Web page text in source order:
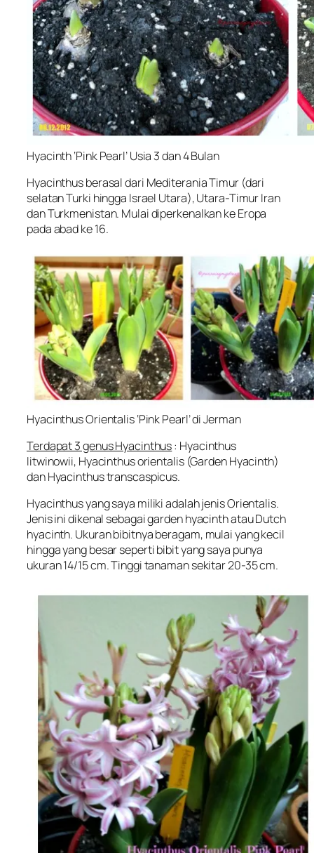
Hyacinth ‘Pink Pearl’ Usia 3 dan 4 Bulan
Hyacinthus berasal dari Mediterania Timur (dari
selatan Turki hingga Israel Utara), Utara-Timur Iran
dan Turkmenistan. Mulai diperkenalkan ke Eropa
pada abad ke 16.
Hyacinthus Orientalis ‘Pink Pearl’ di Jerman
Terdapat 3 genus Hyacinthus: Hyacinthus
litwinowii, Hyacinthus orientalis (Garden Hyacinth)
dan Hyacinthus transcaspicus.
Hyacinthus yang saya miliki adalah jenis Orientalis.
Jenis ini dikenal sebagaigarden hyacinthatauDutch
hyacinth. Ukuran bibitnya beragam, mulai yang kecil
hingga yang besar seperti bibit yang saya punya
ukuran 14/15 cm. Tinggi tanaman sekitar 20-35 cm.